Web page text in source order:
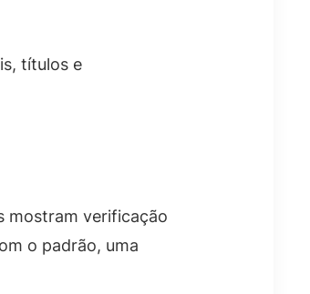
títulos e
mostram verificação
o padrão, uma